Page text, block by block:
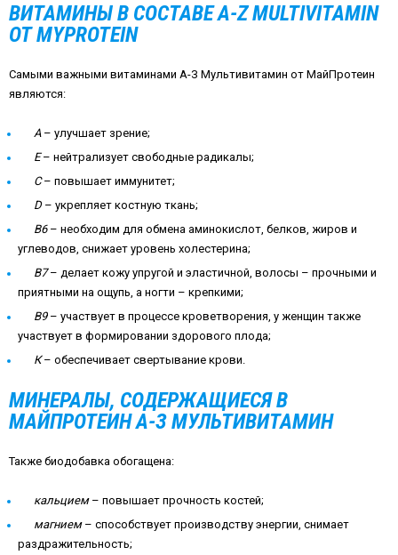
ВИТАМИНЫ В СОСТАВЕ A-Z MULTIVITAMIN
ОТ MYPROTEIN
Самыми важными витаминами А-З Мультивитамин от МайПротеин
являются:
А– улучшает зрение;
Е– нейтрализует свободные радикалы;
С– повышает иммунитет;
D – укрепляет костную ткань;
В6– необходим для обмена аминокислот, белков, жиров и
углеводов, снижает уровень холестерина;
В7– делает кожу упругой и эластичной, волосы – прочными и
приятными на ощупь, а ногти – крепкими;
В9– участвует в процессе кроветворения, у женщин также
участвует в формировании здорового плода;
К– обеспечивает свертывание крови.
МИНЕРАЛЫ, СОДЕРЖАЩИЕСЯ В
МАЙПРОТЕИН А-З МУЛЬТИВИТАМИН
Также биодобавка обогащена:
кальцием– повышает прочность костей;
магнием– способствует производству энергии, снимает
раздражительность;